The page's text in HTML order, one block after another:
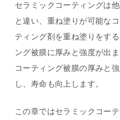
セラミックコーティングは
と違い、重ね塗りが可能な
ティング剤を重ね塗りをす
ング被膜に厚みと強度が出ま
コーティング被膜の厚みと
し、寿命も向上します。
この章ではセラミックコー